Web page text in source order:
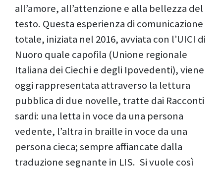
all’amore, all’attenzione e alla bellezza del
testo. Questa esperienza di comunicazione
totale, iniziata nel 2016, avviata con l’UICI di
Nuoro quale capofila (Unione regionale
Italiana dei Ciechi e degli Ipovedenti), viene
oggi rappresentata attraverso la lettura
pubblica di due novelle, tratte dai Racconti
sardi: una letta in voce da una persona
vedente, l’altra in braille in voce da una
persona cieca; sempre affiancate dalla
traduzione segnante in LIS. Si vuole così